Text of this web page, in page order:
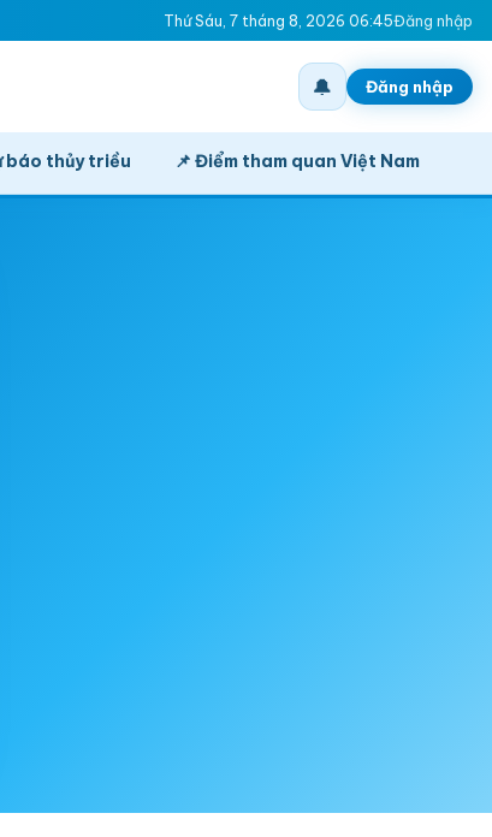
Thứ Sáu, 7 tháng 8, 2026 06:45Đăng nhập
🔔 Đăng nhập
báo thủy triều 📌 Điểm tham quan Việt Nam